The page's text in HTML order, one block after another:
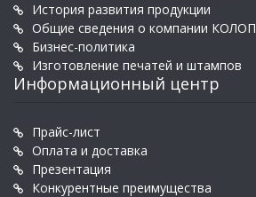
История развития продукции
Общие сведения о компании КОЛОП
Бизнес-политика
Изготовление печатей и штампов
Информационный центр
Прайс-лист
Оплата и доставка
Презентация
Конкурентные преимущества